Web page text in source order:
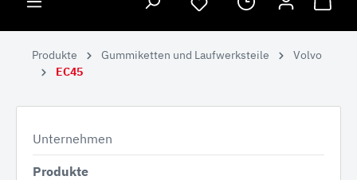
Produkte Gummiketten und Laufwerksteile
Volvo
EC45
Unternehmen
Produkte